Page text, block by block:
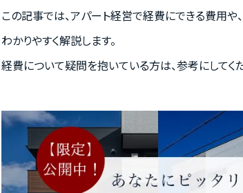
この記事では、アパート経営で経費にできる費用や
わかりやすく解説します。
経費について疑問を抱いている方は、参考にしてく